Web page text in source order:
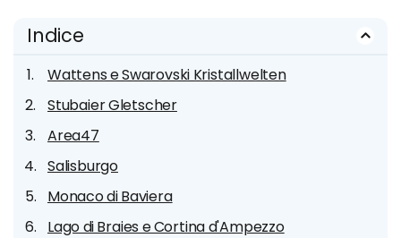
Indice
Wattens e Swarovski Kristallwelten
Stubaier Gletscher
Area47
Salisburgo
Monaco di Baviera
Lago di Braies e Cortina d'Ampezzo